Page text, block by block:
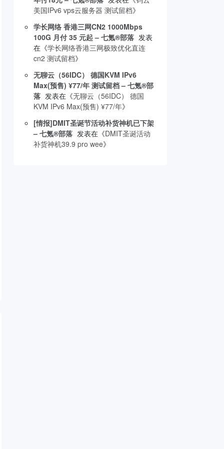
美国IPv6 vps云服务器 测试留档》
学长网络 香港三网CN2 1000Mbps
100G 月付 35 元起 – 七氪®部落 发表
在《学长网络香港三网极致优化直连
cn2 测试留档》
无聊云（56IDC） 德国KVM IPv6
Max(预售) ¥77/年 测试留档 – 七氪®部
落 发表在《无聊云（56IDC） 德国
KVM IPv6 Max(预售) ¥77/年》
[情报]DMIT圣诞节活动补货神机已下架
– 七氪®部落 发表在《DMIT圣诞活动
补货神机39.9 pro wee》